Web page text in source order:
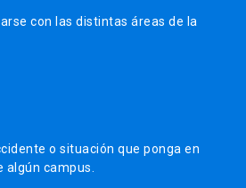
con las distintas áreas de la
o situación que ponga en
algún campus.